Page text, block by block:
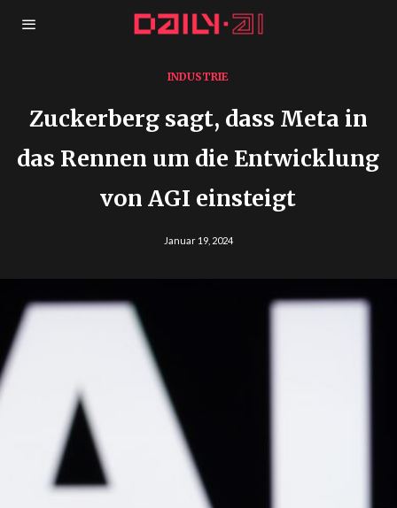
INDUSTRIE
Zuckerberg sagt, dass Meta in
das Rennen um die Entwicklung
von AGI einsteigt
Januar 19, 2024